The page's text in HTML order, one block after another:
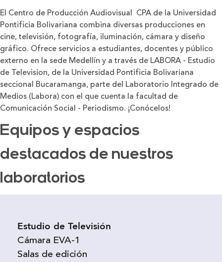
El Centro de Producción Audiovisual CPA de la Universidad
Pontificia Bolivariana combina diversas producciones en
cine, televisión, fotografía, iluminación, cámara y diseño
gráfico. Ofrece servicios a estudiantes, docentes y público
externo en la sede Medellín y a través de LABORA - Estudio
de Television, de la Universidad Pontificia Bolivariana
seccional Bucaramanga, parte del Laboratorio Integrado de
Medios (Labora) con el que cuenta la facultad de
Comunicación Social - Periodismo. ¡Conócelos!
Equipos y espacios
destacados de nuestros
laboratorios
Estudio de Televisión
Cámara EVA-1
Salas de edición